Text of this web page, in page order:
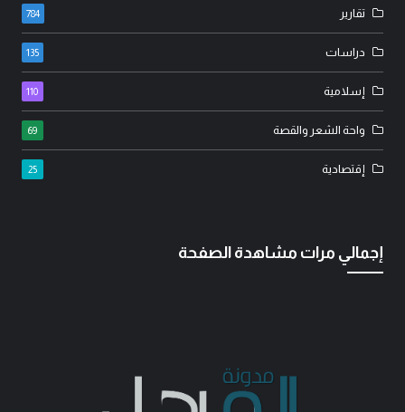
تقارير 784
دراسات 135
إسلامية 110
واحة الشعر والقصة 69
إقتصادية 25
إجمالي مرات مشاهدة الصفحة